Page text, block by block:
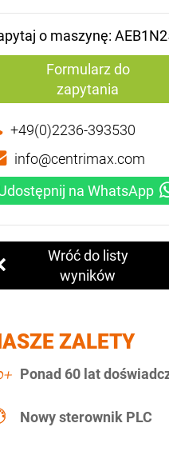
o maszynę:
Formularz do
zapytania
+49(0)2236-393530
info@centrimax.com
na WhatsApp
Wróć do listy
wyników
ZALETY
Ponad 60 lat
Nowy sterownik PLC